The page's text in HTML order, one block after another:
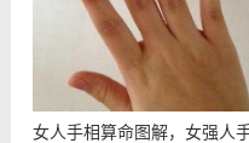
女人手相算命图解，女强人